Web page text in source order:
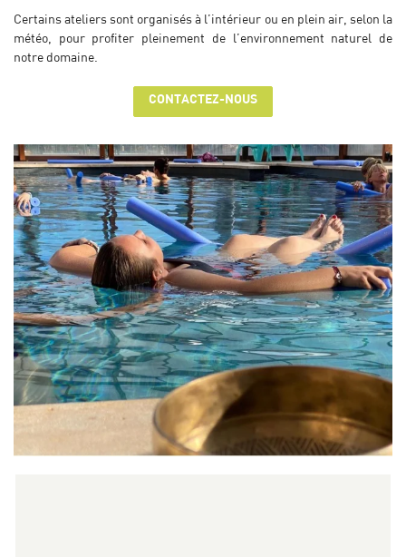
Certains ateliers sont organisés à l’intérieur ou en plein air, selon la
météo, pour profiter pleinement de l’environnement naturel de
notre domaine.
CONTACTEZ-NOUS